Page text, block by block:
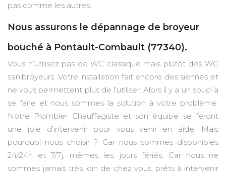
pas comme les autres.
Nous assurons le dépannage de broyeur
bouché à Pontault-Combault (77340).
Vous n’utilisez pas de WC classique mais plutôt des WC
sanibroyeurs. Votre installation fait encore des siennes et
ne vous permettent plus de l’utiliser. Alors il y a un souci à
se faire et nous sommes la solution à votre problème.
Notre Plombier Chauffagiste et son équipe se feront
une joie d’intervenir pour vous venir en aide. Mais
pourquoi nous choisir ? Car nous sommes disponibles
24/24h et 7/7j, mêmes les jours fériés. Car nous ne
sommes jamais très loin de chez vous, prêts à intervenir